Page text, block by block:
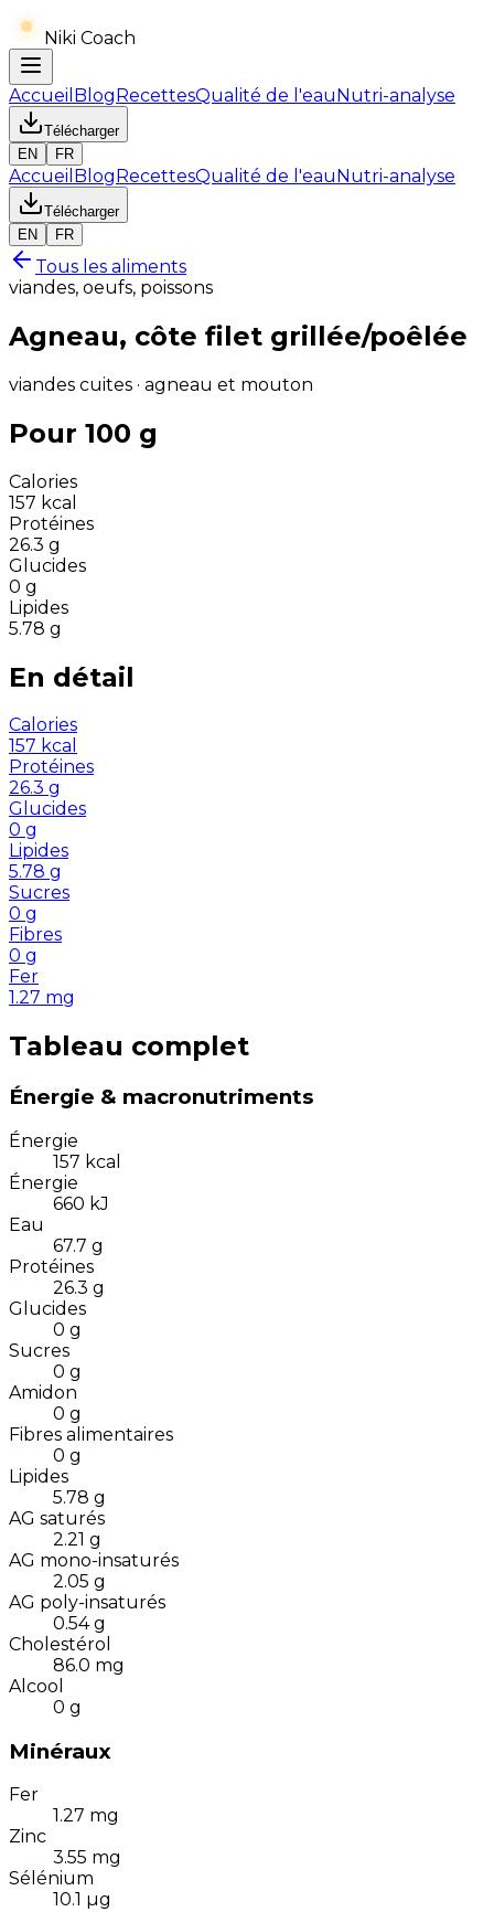
Niki Coach
Accueil BlogRecettesQualité de l'eauNutri-analyse
Télécharger
EN
FR
Accueil BlogRecettesQualité de l'eauNutri-analyse
Télécharger
EN
FR
Tous les aliments
viandes, oeufs, poissons
Agneau, côte filet grillée/poêlée
viandes cuites · agneau et mouton
Pour 100 g
Calories
157 kcal
Protéines
26.3 g
Glucides
0 g
Lipides
5.78 g
En détail
Calories
157 kcal
Protéines
26.3 g
Glucides
0 g
Lipides
5.78 g
Sucres
0 g
Fibres
0 g
Fer
1.27 mg
Tableau complet
Énergie & macronutriments
Énergie
157 kcal
Énergie
660 kJ
Eau
67.7 g
Protéines
26.3 g
Glucides
0 g
Sucres
0 g
Amidon
0 g
Fibres alimentaires
0 g
Lipides
5.78 g
AG saturés
2.21 g
AG mono-insaturés
2.05 g
AG poly-insaturés
0.54 g
Cholestérol
86.0 mg
Alcool
0 g
Minéraux
Fer
1.27 mg
Zinc
3.55 mg
Sélénium
10.1 µg